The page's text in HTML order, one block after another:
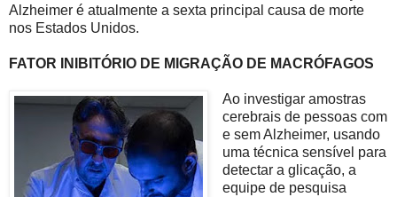
Alzheimer é atualmente a sexta principal causa de morte
nos Estados Unidos.
FATOR INIBITÓRIO DE MIGRAÇÃO DE MACRÓFAGOS
Ao investigar amostras
cerebrais de pessoas com
e sem Alzheimer, usando
uma técnica sensível para
detectar a glicação, a
equipe de pesquisa